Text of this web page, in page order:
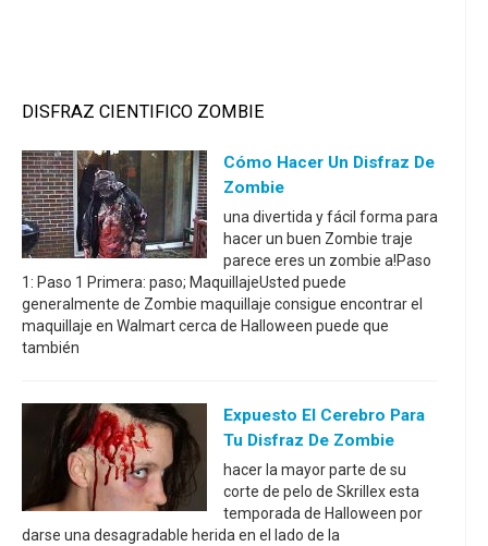
DISFRAZ CIENTIFICO ZOMBIE
Cómo Hacer Un Disfraz De
Zombie
una divertida y fácil forma para
hacer un buen Zombie traje
parece eres un zombie a!Paso
1: Paso 1 Primera: paso; MaquillajeUsted puede
generalmente de Zombie maquillaje consigue encontrar el
maquillaje en Walmart cerca de Halloween puede que
también
Expuesto El Cerebro Para
Tu Disfraz De Zombie
hacer la mayor parte de su
corte de pelo de Skrillex esta
temporada de Halloween por
darse una desagradable herida en el lado de la